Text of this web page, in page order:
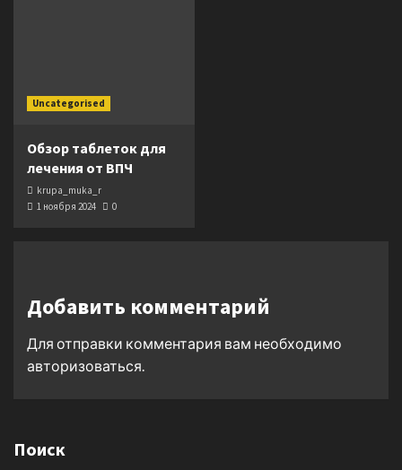
Uncategorised
Обзор таблеток для
лечения от ВПЧ
krupa_muka_r
1 ноября 2024
0
Добавить комментарий
Для отправки комментария вам необходимо
авторизоваться.
Поиск